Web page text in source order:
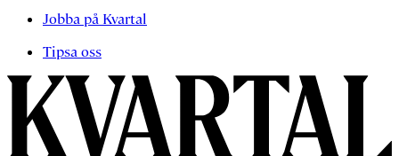
Jobba på Kvartal
Tipsa oss